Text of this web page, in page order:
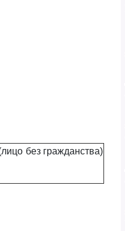
без гражданства)